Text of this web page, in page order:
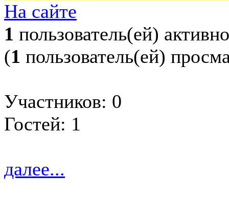
На сайте
1 пользователь(ей) активно
(1 пользователь(ей)
Участников: 0
Гостей: 1
далее...